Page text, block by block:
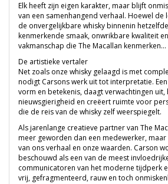
Elk heeft zijn eigen karakter, maar blijft
van een samenhangend verhaal. Hoewel
de onvergelijkbare whisky binnenin
kenmerkende smaak, onwrikbare kwaliteit
vakmanschap die The Macallan
De artistieke vertaler
Net zoals onze whisky gelaagd is met
nodigt Carsons werk uit tot interpretatie.
vorm en betekenis, daagt verwachtingen
nieuwsgierigheid en creëert ruimte voor
die de reis van de whisky zelf weerspiegelt.
Als jarenlange creatieve partner van The
meer geworden dan een medewerker,
van ons verhaal en onze waarden. Carson
beschouwd als een van de meest
communicatoren van het moderne tijdperk
vrij, gefragmenteerd, rauw en toch